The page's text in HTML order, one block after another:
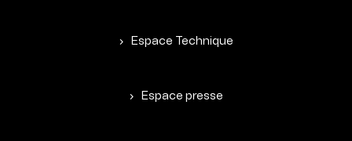
Espace Technique
Espace presse